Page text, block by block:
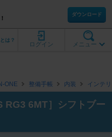
ダウンロード
メニュー
ログイン
は？
ONE 整備手帳 内装 インテ
RG3 6MT］シフトブー